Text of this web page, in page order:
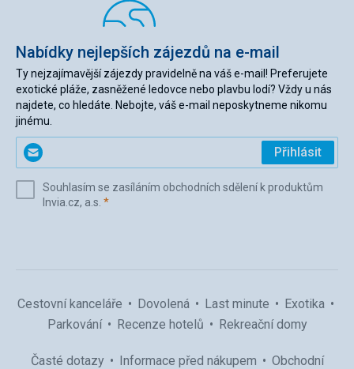
Nabídky nejlepších zájezdů na e-mail
Ty nejzajímavější zájezdy pravidelně na váš e-mail! Preferujete
exotické pláže, zasněžené ledovce nebo plavbu lodí? Vždy u nás
najdete, co hledáte. Nebojte, váš e-mail neposkytneme nikomu
jinému.
Zadejte
svůj
(povinné)
Přihlásit
Souhlasím se zasíláním obchodních sdělení k produktům
Invia.cz, a.s. *(povinné)
Cestovní kanceláře Dovolená Last minute
Exotika
Parkování
Recenze hotelů Rekreační domy
Časté dotazy Informace před nákupem
Obchodní